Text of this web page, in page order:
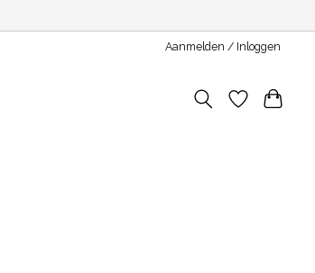
Aanmelden / Inloggen